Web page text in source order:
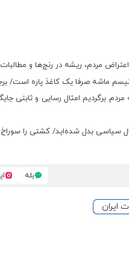
مردم، ریشه در رنج‌ها و مطالبات
ماشه صرفا یک کاغذ پاره است/
مردم برگردیم امثال رسایی و
سیاسی بدل شده‌اید/ کشتی را سوراخ
بله
ايران